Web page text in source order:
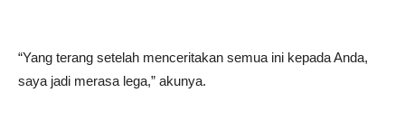
“Yang terang setelah menceritakan semua ini kepada Anda,
saya jadi merasa lega,” akunya.